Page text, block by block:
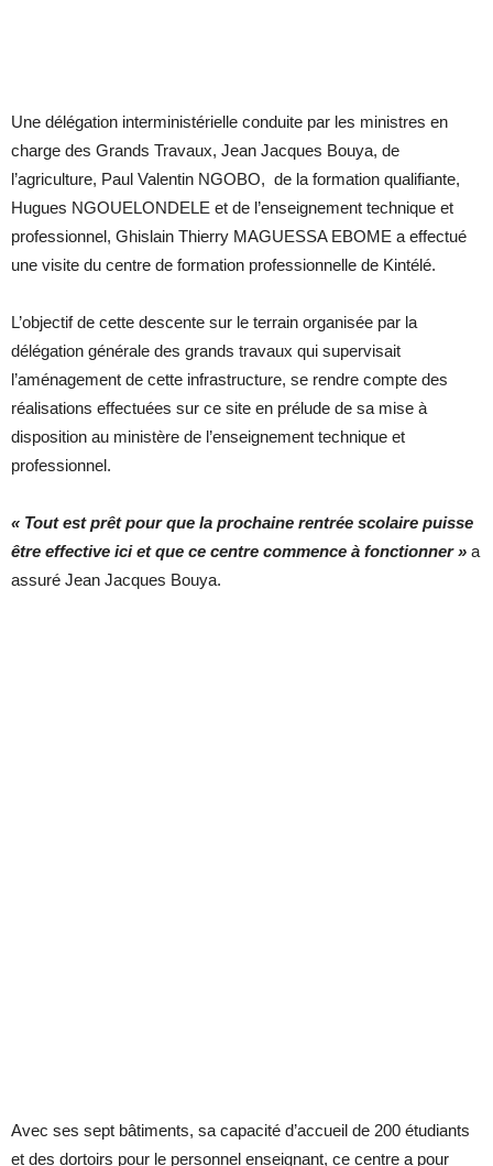
Une délégation interministérielle conduite par les ministres en
charge des Grands Travaux, Jean Jacques Bouya, de
l’agriculture, Paul Valentin NGOBO, de la formation qualifiante,
Hugues NGOUELONDELE et de l’enseignement technique et
professionnel, Ghislain Thierry MAGUESSA EBOME a effectué
une visite du centre de formation professionnelle de Kintélé.
L’objectif de cette descente sur le terrain organisée par la
délégation générale des grands travaux qui supervisait
l’aménagement de cette infrastructure, se rendre compte des
réalisations effectuées sur ce site en prélude de sa mise à
disposition au ministère de l’enseignement technique et
professionnel.
« Tout est prêt pour que la prochaine rentrée scolaire puisse
être effective ici et que ce centre commence à fonctionner » a
assuré Jean Jacques Bouya.
Avec ses sept bâtiments, sa capacité d’accueil de 200 étudiants
et des dortoirs pour le personnel enseignant, ce centre a pour